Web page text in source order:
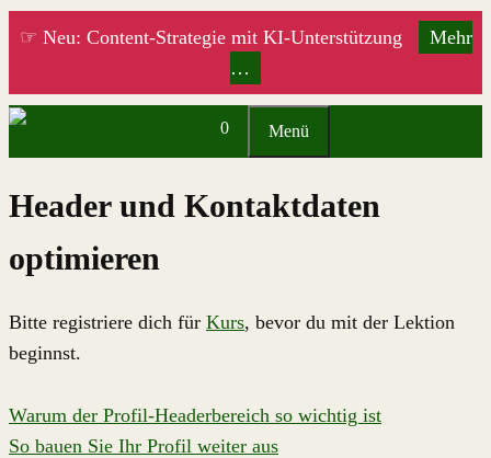
Zum
☞ Neu: Content-Strategie mit KI-Unterstützung
Mehr
…
0 Menü
Header und Kontaktdaten
optimieren
Bitte registriere dich für Kurs, bevor du mit der Lektion
beginnst.
Warum der Profil-Headerbereich so wichtig ist
So bauen Sie Ihr Profil weiter aus